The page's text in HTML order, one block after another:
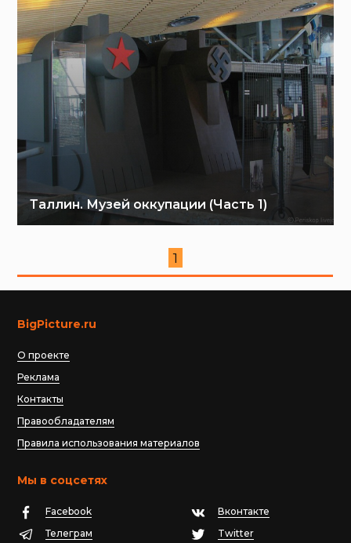
Таллин. Музей оккупации (Часть 1)
1
BigPicture.ru
О проекте
Реклама
Контакты
Правообладателям
Правила использования материалов
Мы в соцсетях
Facebook
Вконтакте
Телеграм
Twitter